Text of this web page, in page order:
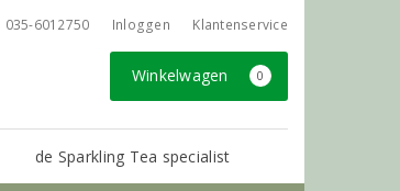
035-6012750 Inloggen Klantenservice
Winkelwagen 0
de Sparkling Tea specialist